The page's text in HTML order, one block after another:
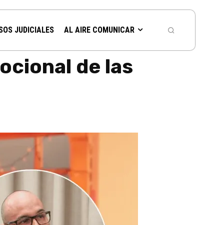
JUDICIALES AL AIRE COMUNICAR
de las